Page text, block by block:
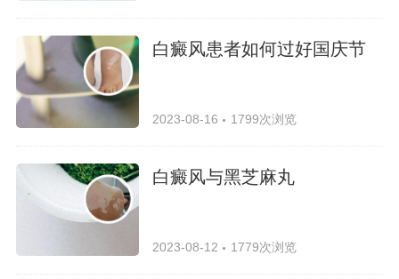
白癜风患者如何过好国庆节
2023-08-16 1799次浏览
白癜风与黑芝麻丸
2023-08-12 1779次浏览